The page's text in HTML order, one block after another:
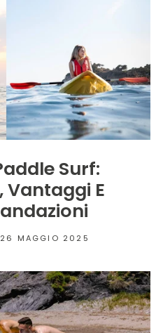
Surf:
Vantaggi E
26 MAGGIO 2025